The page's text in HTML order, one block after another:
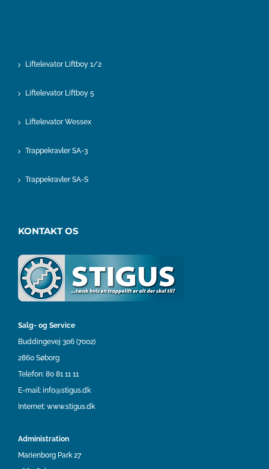
Liftelevator Liftboy 1/2
Liftelevator Liftboy 5
Liftelevator Wessex
Trappekravler SA-3
Trappekravler SA-S
KONTAKT OS
Salg- og Service
Buddingevej 306 (7002)
2860 Søborg
Telefon: 80 81 11 11
E-mail: info@stigus.dk
Internet: www.stigus.dk
Administration
Marienborg Park 27